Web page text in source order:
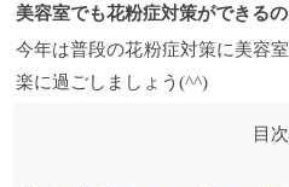
美容室でも花粉症対策ができる
今年は普段の花粉症対策に美容
楽に過ごしましょう(^^)